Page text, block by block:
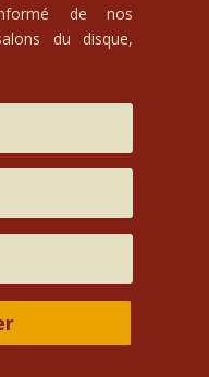
de nos
du disque,